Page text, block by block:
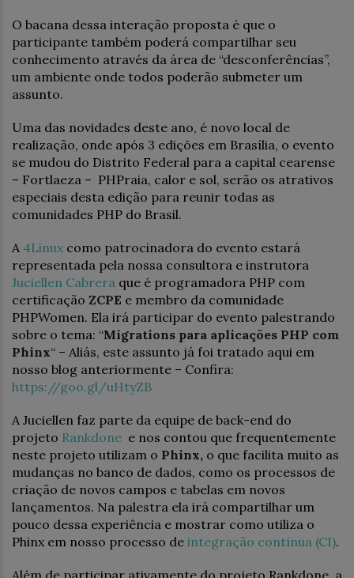
O bacana dessa interação proposta é que o
participante também poderá compartilhar seu
conhecimento através da área de “desconferências”,
um ambiente onde todos poderão submeter um
assunto.
Uma das novidades deste ano, é novo local de
realização, onde após 3 edições em Brasília, o evento
se mudou do Distrito Federal para a capital cearense
– Fortlaeza – PHPraia, calor e sol, serão os atrativos
especiais desta edição para reunir todas as
comunidades PHP do Brasil.
A 4Linux como patrocinadora do evento estará
representada pela nossa consultora e instrutora
Juciellen Cabrera que é programadora PHP com
certificação ZCPE e membro da comunidade
PHPWomen. Ela irá participar do evento palestrando
sobre o tema: “Migrations para aplicações PHP com
Phinx“ – Aliás, este assunto já foi tratado aqui em
nosso blog anteriormente – Confira:
https://goo.gl/uHtyZB
A Juciellen faz parte da equipe de back-end do
projeto Rankdone e nos contou que frequentemente
neste projeto utilizam o Phinx, o que facilita muito as
mudanças no banco de dados, como os processos de
criação de novos campos e tabelas em novos
lançamentos. Na palestra ela irá compartilhar um
pouco dessa experiência e mostrar como utiliza o
Phinx em nosso processo de integração contínua (CI).
Além de participar ativamente do projeto Rankdone, a